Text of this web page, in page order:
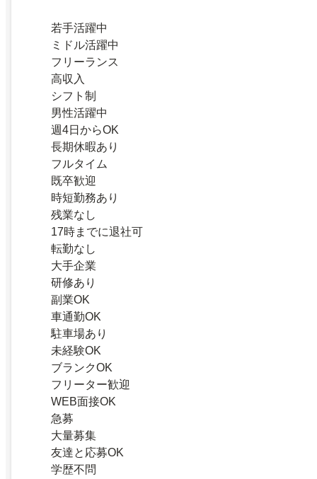
若手活躍中
ミドル活躍中
フリーランス
高収入
シフト制
男性活躍中
週4日からOK
長期休暇あり
フルタイム
既卒歓迎
時短勤務あり
残業なし
17時までに退社可
転勤なし
大手企業
研修あり
副業OK
車通勤OK
駐車場あり
未経験OK
ブランクOK
フリーター歓迎
WEB面接OK
急募
大量募集
友達と応募OK
学歴不問